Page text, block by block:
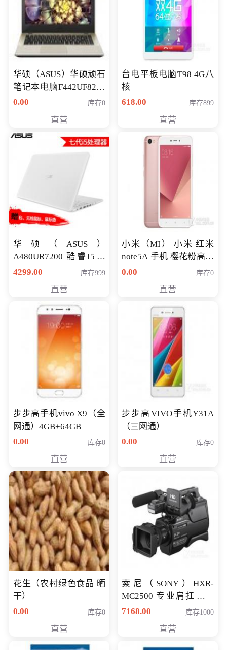
华硕（ASUS）华硕顽石
笔记本电脑F442UF8250
八代独显轻薄办公商务
0.00 库存0
直营
台电平板电脑T98 4G八
核
618.00
库存899
直营
华硕（ASUS）
A480UR7200 酷睿I5超
薄学生办公游戏独显笔
NV930-2G独
4299.00 库存999
直营
小米（MI） 小米 红米
note5A 手机 樱花粉高配
版 全网通(3G+32G)
0.00 库存0
直营
步步高手机vivo X9（全
网通）4GB+64GB
0.00
库存0
直营
步步高VIVO手机Y31A
（三网通）
0.00
库存0
直营
花生（农村绿色食品 晒
干）
0.00
库存0
直营
索尼（SONY）HXR-
MC2500 专业肩扛式存
储卡全高清摄录一体机
清入门级摄像机
7168.00 库存1000
直营